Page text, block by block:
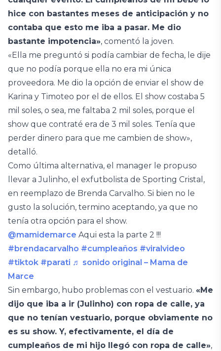
hice con bastantes meses de anticipación y no
contaba que esto me iba a pasar. Me dio
bastante impotencia», comentó la joven.
«Ella me preguntó si podía cambiar de fecha, le dije
que no podía porque ella no era mi única
proveedora. Me dio la opción de enviar el show de
Karina y Timoteo por el de ellos. El show costaba 5
mil soles, o sea, me faltaba 2 mil soles, porque el
show que contraté era de 3 mil soles. Tenía que
perder dinero para que me cambien de show»,
detalló.
Como última alternativa, el manager le propuso
llevar a Julinho, el exfutbolista de Sporting Cristal,
en reemplazo de Brenda Carvalho. Si bien no le
gusto la solución, termino aceptando, ya que no
tenía otra opción para el show.
@mamidemarce Aqui esta la parte 2 !!!
#brendacarvalho #cumpleaños #viralvideo
#tiktok #parati ♬ sonido original – Mama de
Marce
Sin embargo, hubo problemas con el vestuario. «Me
dijo que iba a ir (Julinho) con ropa de calle, ya
que no tenían vestuario, porque obviamente no
es su show. Y, efectivamente, el día de
cumpleaños de mi hijo llegó con ropa de calle»,